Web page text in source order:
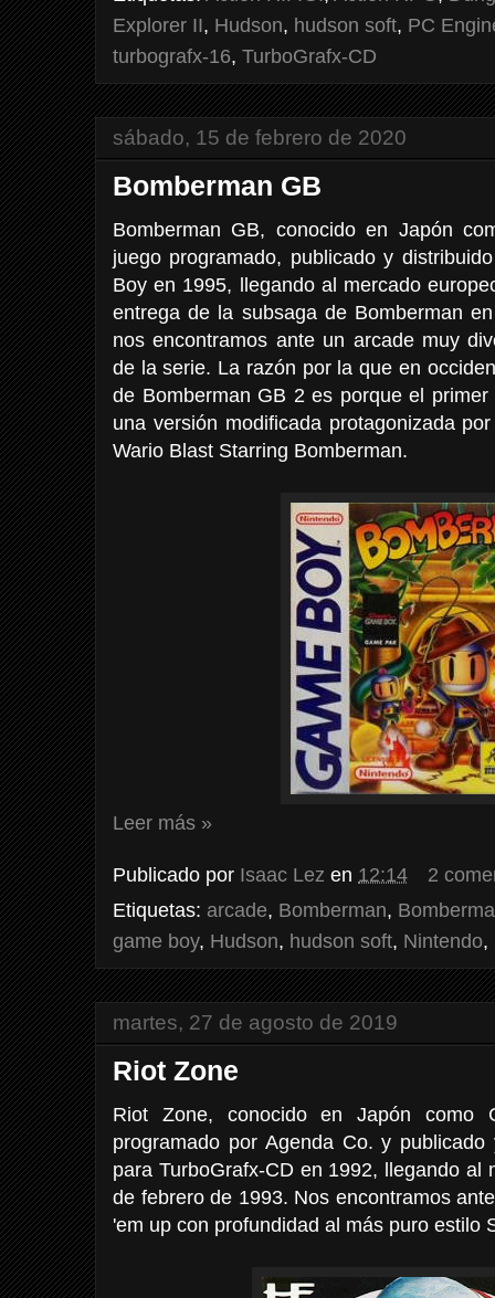
Explorer II, Hudson, hudson soft, PC
turbografx-16, TurboGrafx-CD
sábado, 15 de febrero de 2020
Bomberman GB
Bomberman GB, conocido en Japón
juego programado, publicado y
Boy en 1995, llegando al mercado
entrega de la subsaga de Bomberman
nos encontramos ante un arcade muy
de la serie. La razón por la que en
de Bomberman GB 2 es porque el
una versión modificada protagonizada
Wario Blast Starring Bomberman.
Leer más »
Publicado por Isaac Lez en 12:14
2
Etiquetas: arcade, Bomberman,
game boy, Hudson, hudson soft, Nintendo,
martes, 27 de agosto de 2019
Riot Zone
Riot Zone, conocido en Japón
programado por Agenda Co. y
para TurboGrafx-CD en 1992, llegando al
de febrero de 1993. Nos encontramos
'em up con profundidad al más puro estilo